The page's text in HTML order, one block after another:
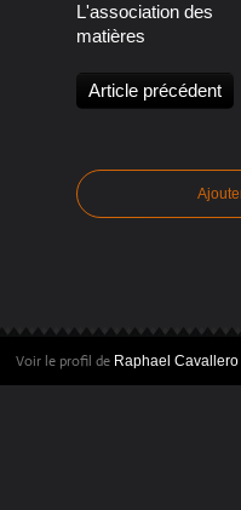
L'association des
matières
Article précédent
Voir le profil de Raphael